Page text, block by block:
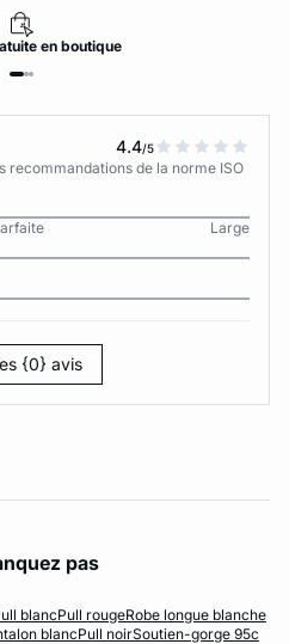
en boutique
4.4/5
recommandations de la norme ISO
Large
{0} avis
pas
blancPull rougeRobe longue blanche
blancPull noirSoutien-gorge 95c